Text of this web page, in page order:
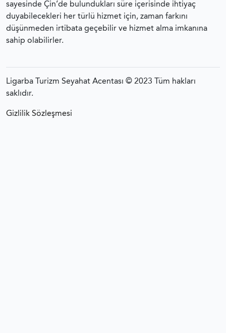
sayesinde Çin’de bulundukları süre içerisinde ihtiyaç
duyabilecekleri her türlü hizmet için, zaman farkını
düşünmeden irtibata geçebilir ve hizmet alma imkanına
sahip olabilirler.
Ligarba Turizm Seyahat Acentası © 2023 Tüm hakları
saklıdır.
Gizlilik Sözleşmesi